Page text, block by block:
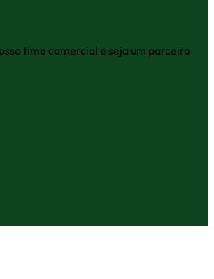
time comercial e seja um parceiro